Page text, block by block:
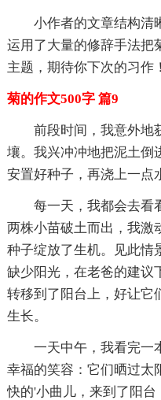
小作者的文章结构清
运用了大量的修辞手法把
主题，期待你下次的习作！
菊的作文500字 篇9
前段时间，我意外地
壤。我兴冲冲地把泥土倒
安置好种子，再浇上一点
每一天，我都会去看
两株小苗破土而出，我激
种子绽放了生机。见此情
缺少阳光，在老爸的建议
转移到了阳台上，好让它
生长。
一天中午，我看完一
幸福的笑容：它们晒过太
快的'小曲儿，来到了阳